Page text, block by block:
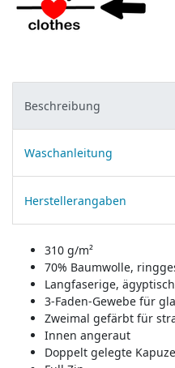
Beschreibung
Waschanleitung
Herstellerangaben
310 g/m²
70% Baumwolle,
Langfaserige,
3-Faden-Gewebe für
Zweimal gefärbt für
Innen angeraut
Doppelt gelegte Kapuze